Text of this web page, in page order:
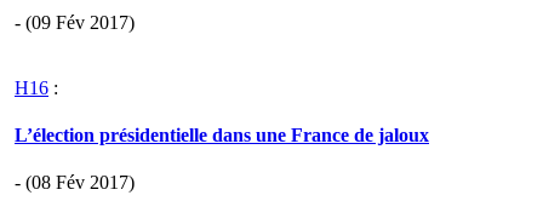
- (09 Fév 2017)
H16 :
L’élection présidentielle dans une France de jaloux
- (08 Fév 2017)